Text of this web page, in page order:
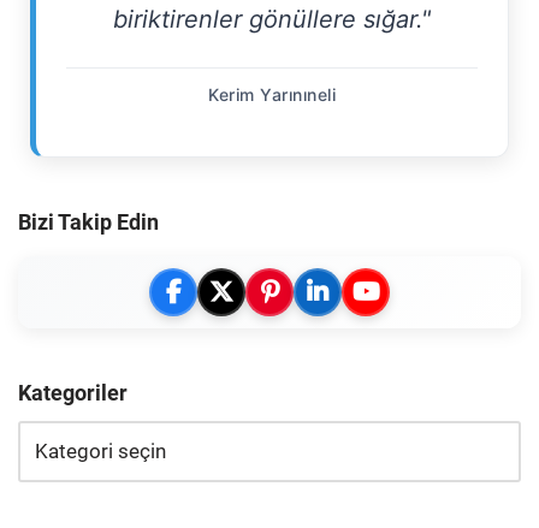
biriktirenler gönüllere sığar."
Kerim Yarınıneli
Bizi Takip Edin
Kategoriler